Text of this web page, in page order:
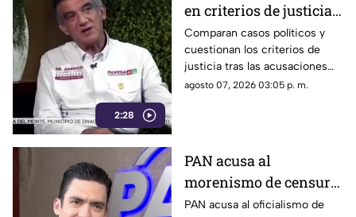
2:28
en criterios de justicia
por casos políticos en
Guerrero y Sinaloa
Comparan casos políticos y
cuestionan los criterios de
justicia tras las acusaciones
contra exfuncionarios de
agosto 07, 2026 03:05 p. m.
PAN acusa al
morenismo de censura
y de imponer narrativa
PAN acusa al oficialismo de